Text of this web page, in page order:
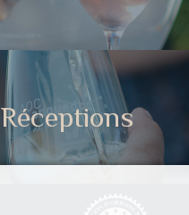
Réceptions